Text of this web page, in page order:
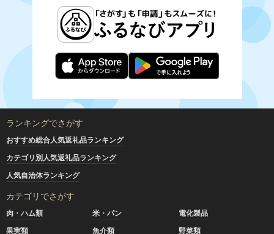
ランキングでさがす
おすすめ総合人気返礼品ランキング
カテゴリ別人気返礼品ランキング
人気自治体ランキング
カテゴリでさがす
肉・ハム類 米・パン
電化製品
果実類
魚介類
野菜類